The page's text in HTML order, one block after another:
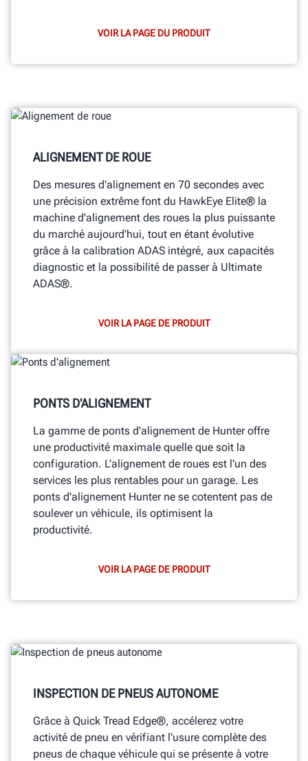
VOIR LA PAGE DU PRODUIT
ALIGNEMENT DE ROUE
Des mesures d'alignement en 70 secondes avec
une précision extrême font du HawkEye Elite® la
machine d'alignement des roues la plus puissante
du marché aujourd'hui, tout en étant évolutive
grâce à la calibration ADAS intégré, aux capacités
diagnostic et la possibilité de passer à Ultimate
ADAS®.
VOIR LA PAGE DE PRODUIT
PONTS D'ALIGNEMENT
La gamme de ponts d'alignement de Hunter offre
une productivité maximale quelle que soit la
configuration. L'alignement de roues est l'un des
services les plus rentables pour un garage. Les
ponts d'alignement Hunter ne se cotentent pas de
soulever un véhicule, ils optimisent la
productivité.
VOIR LA PAGE DE PRODUIT
INSPECTION DE PNEUS AUTONOME
Grâce à Quick Tread Edge®, accélerez votre
activité de pneu en vérifiant l'usure complète des
pneus de chaque véhicule qui se présente à votre